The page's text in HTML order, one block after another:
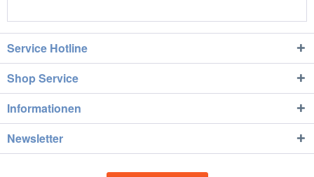
Service Hotline
Shop Service
Informationen
Newsletter